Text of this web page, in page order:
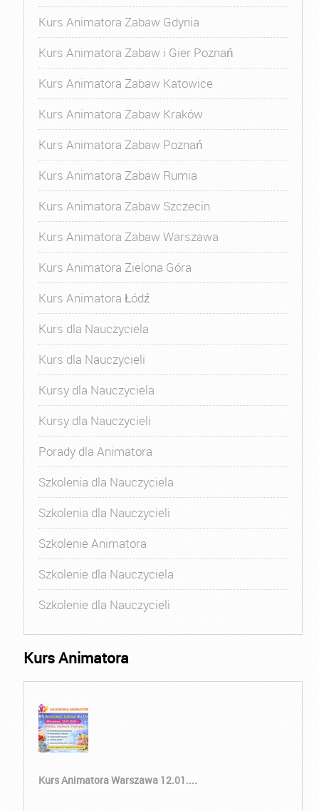
Kurs Animatora Zabaw Gdynia
Kurs Animatora Zabaw i Gier Poznań
Kurs Animatora Zabaw Katowice
Kurs Animatora Zabaw Kraków
Kurs Animatora Zabaw Poznań
Kurs Animatora Zabaw Rumia
Kurs Animatora Zabaw Szczecin
Kurs Animatora Zabaw Warszawa
Kurs Animatora Zielona Góra
Kurs Animatora Łódź
Kurs dla Nauczyciela
Kurs dla Nauczycieli
Kursy dla Nauczyciela
Kursy dla Nauczycieli
Porady dla Animatora
Szkolenia dla Nauczyciela
Szkolenia dla Nauczycieli
Szkolenie Animatora
Szkolenie dla Nauczyciela
Szkolenie dla Nauczycieli
Kurs Animatora
Kurs Animatora Warszawa 12.01....